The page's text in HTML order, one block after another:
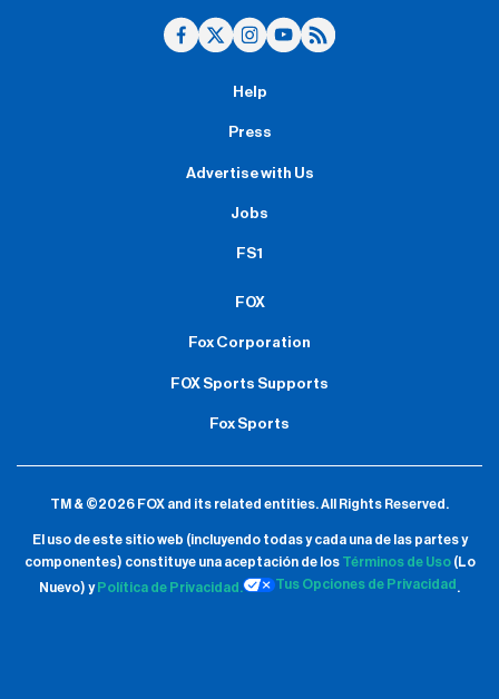
Help
Press
Advertise with Us
Jobs
FS1
FOX
Fox Corporation
FOX Sports Supports
Fox Sports
TM & ©2026 FOX and its related entities.All Rights Reserved.
El uso de este sitio web (incluyendo todas y cada una de las partes y
componentes) constituye una aceptación de los Términos de Uso(Lo
Nuevo) y Política de Privacidad. Tus Opciones de Privacidad .